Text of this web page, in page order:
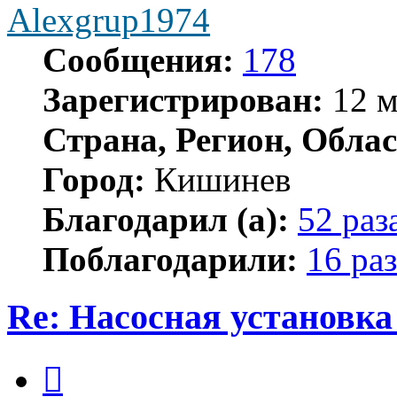
Alexgrup1974
Сообщения: 178
Зарегистрирован: 12
Страна, Регион,
Город: Кишинев
Благодарил (а): 52
Поблагодарили: 16 раз
Re: Насосная